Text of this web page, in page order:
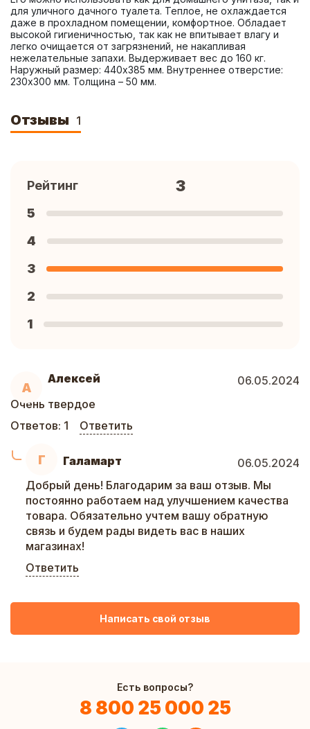
для уличного дачного туалета. Теплое, не охлаждается
даже в прохладном помещении, комфортное. Обладает
высокой гигиеничностью, так как не впитывает влагу и
легко очищается от загрязнений, не накапливая
нежелательные запахи. Выдерживает вес до 160 кг.
Наружный размер: 440х385 мм. Внутреннее отверстие:
230х300 мм. Толщина – 50 мм.
Отзывы 1
А
Алексей
06.05.2024
Очень твердое
Ответов: 1 Ответить
Г Галамарт
06.05.2024
Добрый день! Благодарим за ваш отзыв. Мы
постоянно работаем над улучшением качества
товара. Обязательно учтем вашу обратную
связь и будем рады видеть вас в наших
магазинах!
Ответить
Рейтинг 3
5
4
3
2
1
Написать свой отзыв
Есть вопросы?
8 800 25 000 25